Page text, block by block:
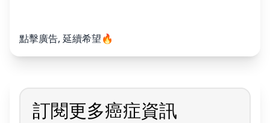
點擊廣告, 延續希望🔥
訂閱更多癌症資訊